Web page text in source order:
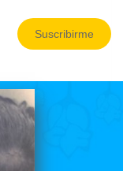
Suscribirme